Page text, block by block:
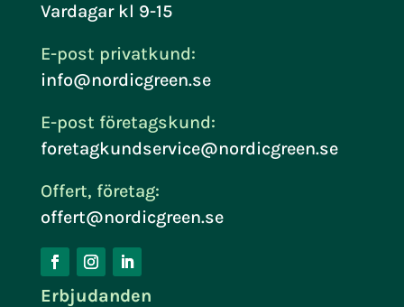
Vardagar kl 9-15
E-post privatkund:
info@nordicgreen.se
E-post företagskund:
foretagkundservice@nordicgreen.se
Offert, företag:
offert@nordicgreen.se
Erbjudanden